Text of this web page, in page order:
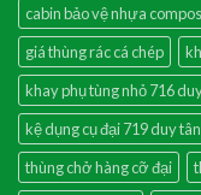
cabin bảo vệ nhựa
giá thùng rác cá chép
khay phụ tùng nhỏ 716
kệ dụng cụ đại 719 duy tân
thùng chở hàng cỡ đại